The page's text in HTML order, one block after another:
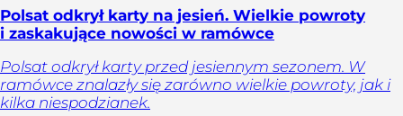
Polsat odkrył karty na jesień. Wielkie powroty
i zaskakujące nowości w ramówce
Polsat odkrył karty przed jesiennym sezonem. W
ramówce znalazły się zarówno wielkie powroty, jak i
kilka niespodzianek.